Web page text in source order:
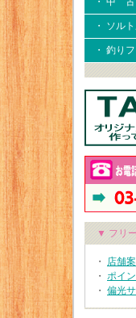
・ ソル
・ 釣り
▼ フリ
・ 店舗
・ ポイ
・ 偏光